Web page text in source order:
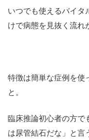
いつでも使えるバイタ
けで病態を見抜く流れ
特徴は簡単な症例を使
と。
臨床推論初心者の方で
は尿管結石だな」と言